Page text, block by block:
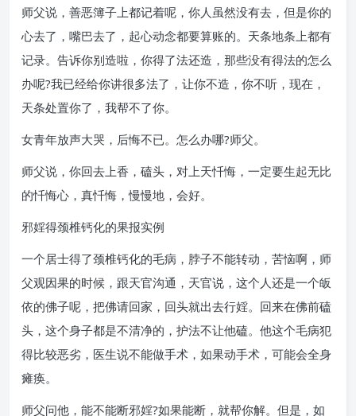
师父说，善恶簿子上都记着呢，你人虽然没有去，但是你的
心去了，嘴巴去了，起心动念都要算账的。天条地条上都有
记录。告诉你别造啦，你得了法还造，那些没有得法的怎么
办呢?我已经给你讲很多法了，让你不造，你不听，现在，
天条处置你了，我帮不了你。
女青年放声大哭，后悔不已。怎么办哪?师父。
师父说，你回去上香，磕头，对上天忏悔，一定要生起无比
的忏悔心，真忏悔，慢慢地，会好。
邪婬得颈椎钙化的果报实例
一个居士得了颈椎钙化的毛病，脖子不能转动，苦恼啊，师
父观因果的时候，跟天官沟通，天官说，这个人还是一个皈
依的佛子呢，把佛请回家，回头就出去行婬。回来在佛前磕
头，这个身子都是不清净的，护法不让他磕。他这个毛病犯
得比较恶劣，医生说不能做手术，如果动手术，可能会全身
瘫痪。
师父问他，能不能断邪婬?如果能断，就帮你解。但是，如